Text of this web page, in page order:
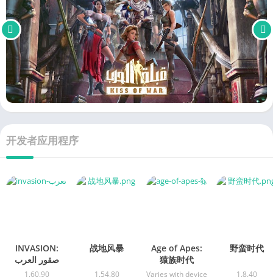
开发者应用程序
INVASION:
صقور العرب‎
1.60.90
战地风暴
1.54.80
Age of Apes:
猿族时代
Varies with device
野蛮时代
1.8.40